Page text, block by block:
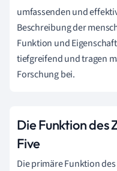
umfassenden und
Beschreibung der
Funktion und
tiefgreifend und tragen
Forschung bei.
Die Funktion
Five
Die primäre Funktion